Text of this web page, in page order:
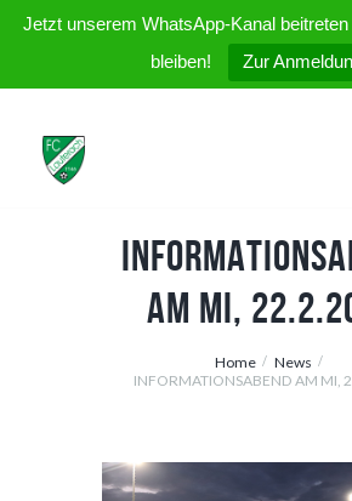
Jetzt unserem WhatsApp-Kanal
bleiben!
Zur
AM MI,
Home
News
INFORMATIONSABEND AM MI,